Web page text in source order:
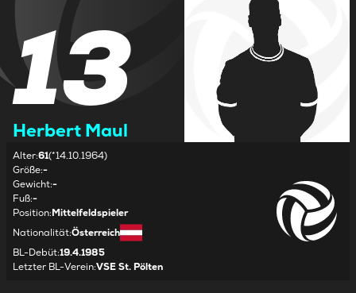
13
Herbert Maul
Alter:61(*14.10.1964)
Größe:-
Gewicht:-
Fuß:-
Position:Mittelfeldspieler
Nationalität:Österreich
BL-Debüt:19.4.1985
Letzter BL-Verein:VSE St. Pölten